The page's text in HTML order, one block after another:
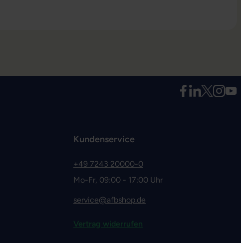
Kundenservice
+49 7243 20000-0
Mo-Fr, 09:00 - 17:00 Uhr
service@afbshop.de
Vertrag widerrufen